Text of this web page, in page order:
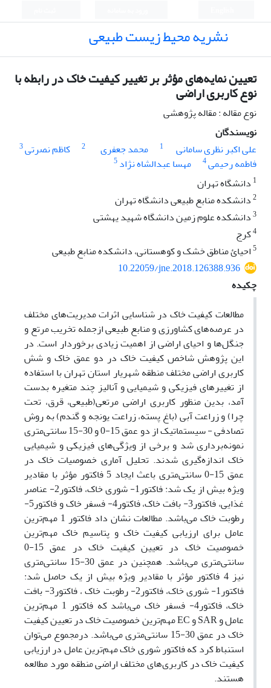
نشریه محیط زیست طبیعی
تعیین نمایه‌های مؤثر بر تغییر کیفیت خاک در رابطه با
نوع کاربری اراضی
نوع مقاله : مقاله پژوهشی
نویسندگان
علی اکبر نظری سامانی
1 محمد جعفری 2 کاظم نصرتی3
فاطمه رحیمی4 مهسا عبدالشاه نژاد5
1 دانشگاه تهران
2دانشکده منابع طبیعی دانشگاه تهران
3دانشکده علوم زمین دانشگاه شهید یهشتی
4کرج
5احیائ مناطق خشک و کوهستانی، دانشکده منابع طبیعی
10.22059/jne.2018.126388.936
چکیده
مطالعات کیفیت خاک در شناسایی اثرات مدیریت‌های مختلف
در عرصه‌های کشاورزی و منابع طبیعی ازجمله تخریب مرتع و
جنگل‌ها و احیای اراضی از اهمیت زیادی برخوردار است. در
این پژوهش شاخص کیفیت خاک در دو عمق خاک و شش
کاربری اراضی مختلف منطقه شهریار استان تهران با استفاده
از تغییرهای فیزیکی و شیمیایی و آنالیز چند متغیره بدست
آمد، بدین منظور کاربری اراضی مرتعی(طبیعی، قرق، تحت
چرا) و زراعت آبی (باغ پسته، زراعت یونجه و گندم) به روش
تصادفی - سیستماتیک از دو عمق 15-0 و 30-15 سانتی‌متری
نمونه‌برداری شد و برخی از ویژگی‌های فیزیکی و شیمیایی
خاک اندازه‌گیری شدند. تحلیل آماری خصوصیات خاک در
عمق 15-0 سانتی‌متری باعث ایجاد 5 فاکتور مؤثر با مقادیر
ویژه بیش از یک شد: فاکتور1- شوری خاک، فاکتور2- عناصر
غذایی، فاکتور3- بافت خاک، فاکتور4- فسفر خاک و فاکتور5-
رطوبت خاک می‌باشد. مطالعات نشان داد فاکتور 1 مهم‌ترین
عامل برای ارزیابی کیفیت خاک و پتاسیم خاک مهم‌ترین
خصوصیت خاک در تعیین کیفیت خاک در عمق 15-0
سانتی‌متری می‌باشد. همچنین در عمق 30-15 سانتی‌متری
نیز 4 فاکتور مؤثر با مقادیر ویژه بیش از یک حاصل شد:
فاکتور1- شوری خاک، فاکتور2- رطوبت خاک ، فاکتور3- بافت
خاک، فاکتور4- فسفر خاک می‌باشد که فاکتور 1 مهم‌ترین
عامل و SAR و EC مهم‌ترین خصوصیت خاک در تعیین کیفیت
خاک در عمق 30-15 سانتی‌متری می‌باشد. درمجموع می‌توان
استنباط کرد که فاکتور شوری خاک مهم‌ترین عامل در ارزیابی
کیفیت‌ خاک در کاربری‌های مختلف اراضی منطقه مورد مطالعه
هستند.